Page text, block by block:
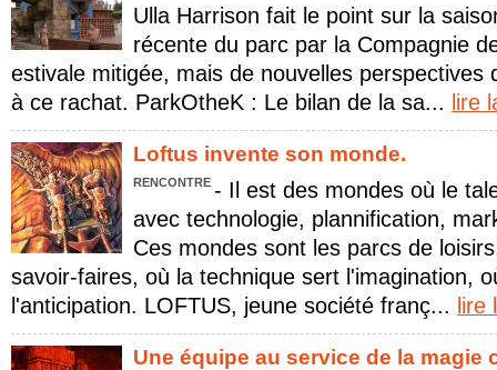
Ulla Harrison fait le point sur la
récente du parc par la Compagnie
estivale mitigée, mais de nouvelles perspectives
à ce rachat. ParkOtheK : Le bilan de la sa... lire
Loftus invente son monde.
RENCONTRE - Il est des mondes où le
avec technologie, plannification,
Ces mondes sont les parcs de
savoir-faires, où la technique sert l'imagination,
l'anticipation. LOFTUS, jeune société franç... lire
Une équipe au service de la magie